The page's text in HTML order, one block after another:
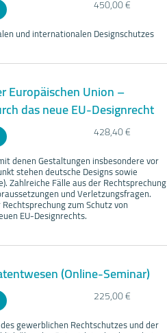
450,00 €
und internationalen Designschutzes
Europäischen Union –
das neue EU-Designrecht
428,40 €
denen Gestaltungen insbesondere vor
stehen deutsche Designs sowie
Zahlreiche Fälle aus der Rechtsprechung
und Verletzungsfragen.
zum Schutz von
EU-Designrechts.
(Online-Seminar)
225,00 €
gewerblichen Rechtschutzes und der